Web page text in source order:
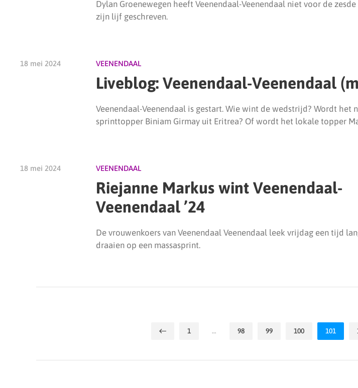
Dylan Groenewegen heeft Veenendaal-Veenendaal niet voor de zesde
zijn lijf geschreven.
18 mei 2024 VEENENDAAL
Liveblog: Veenendaal-Veenendaal
Veenendaal-Veenendaal is gestart. Wie wint de wedstrijd? Wordt het
sprinttopper Biniam Girmay uit Eritrea? Of wordt het lokale topper
18 mei 2024 VEENENDAAL
Riejanne Markus wint Veenendaal-
Veenendaal ’24
De vrouwenkoers van Veenendaal Veenendaal leek vrijdag een tijd
draaien op een massasprint.
1 … 98 99 100 101